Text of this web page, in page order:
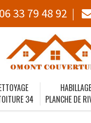
06 33 79 48 92
34
HABILLAGE
PLANCHE DE